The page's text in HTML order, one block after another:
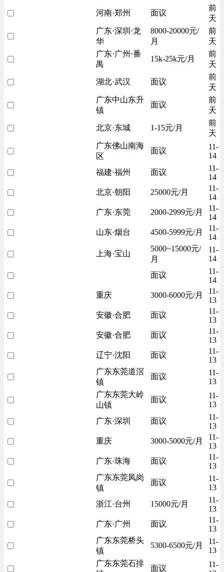
河南·郑州 面议
前
天
广东·深圳·龙
华
8000-20000元/
月
前
天
广东·广州·番
禺
15k-25k元/月
前
天
湖北·武汉 面议
前
天
广东中山东升
镇
面议
前
天
北京·东城 1-15元/月
前
天
广东佛山南海
区
面议
11-
14
福建·福州
面议
11-
14
北京·朝阳
25000元/月
11-
14
广东·东莞
2000-2999元/月
11-
14
山东·烟台
4500-5999元/月
11-
14
上海·宝山
5000~15000元/
月
11-
14
面议
11-
14
重庆
3000-6000元/月
11-
13
安徽·合肥
面议
11-
13
安徽·合肥
面议
11-
13
辽宁·沈阳
面议
11-
13
广东东莞道滘
镇
面议
11-
13
广东东莞大岭
山镇
面议
11-
13
广东·深圳
面议
11-
13
重庆
3000-5000元/月
11-
13
广东·珠海
面议
11-
13
广东东莞凤岗
镇
面议
11-
13
浙江·台州
15000元/月
11-
13
广东·广州
面议
11-
13
广东东莞桥头
镇
5300-6500元/月
11-
13
广东东莞石排
面议
11-